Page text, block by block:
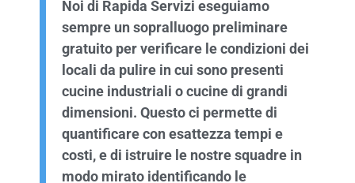
Noi di Rapida Servizi eseguiamo
sempre un sopralluogo preliminare
gratuito per verificare le condizioni dei
locali da pulire in cui sono presenti
cucine industriali o cucine di grandi
dimensioni. Questo ci permette di
quantificare con esattezza tempi e
costi, e di istruire le nostre squadre in
modo mirato identificando le